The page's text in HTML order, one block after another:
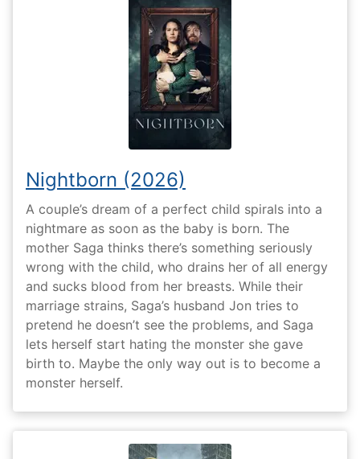
Nightborn (2026)
A couple’s dream of a perfect child spirals into a
nightmare as soon as the baby is born. The
mother Saga thinks there’s something seriously
wrong with the child, who drains her of all energy
and sucks blood from her breasts. While their
marriage strains, Saga’s husband Jon tries to
pretend he doesn’t see the problems, and Saga
lets herself start hating the monster she gave
birth to. Maybe the only way out is to become a
monster herself.